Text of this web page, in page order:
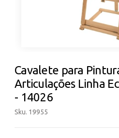
Cavalete para
Articulações Linha
- 14026
Sku. 19955